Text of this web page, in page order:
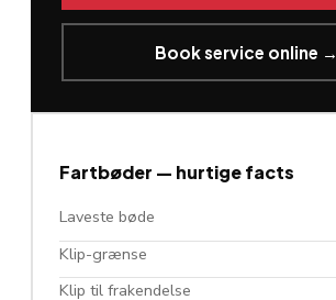
Book service online →
Fartbøder — hurtige facts
Laveste bøde
Klip-grænse
Klip til frakendelse